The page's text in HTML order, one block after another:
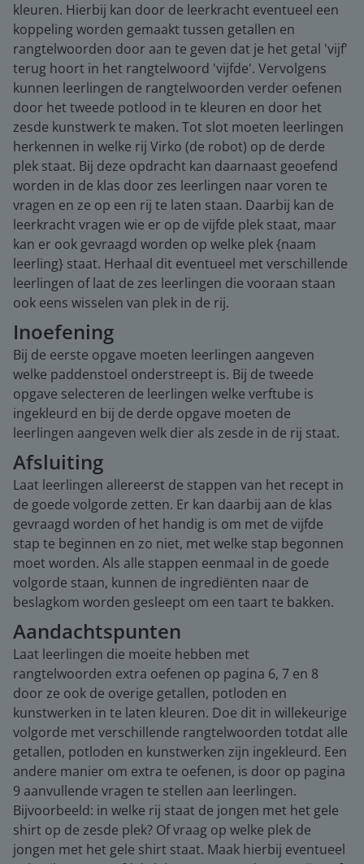
kleuren. Hierbij kan door de leerkracht eventueel een
koppeling worden gemaakt tussen getallen en
rangtelwoorden door aan te geven dat je het getal 'vijf'
terug hoort in het rangtelwoord 'vijfde'. Vervolgens
kunnen leerlingen de rangtelwoorden verder oefenen
door het tweede potlood in te kleuren en door het
zesde kunstwerk te maken. Tot slot moeten leerlingen
herkennen in welke rij Virko (de robot) op de derde
plek staat. Bij deze opdracht kan daarnaast geoefend
worden in de klas door zes leerlingen naar voren te
vragen en ze op een rij te laten staan. Daarbij kan de
leerkracht vragen wie er op de vijfde plek staat, maar
kan er ook gevraagd worden op welke plek {naam
leerling} staat. Herhaal dit eventueel met verschillende
leerlingen of laat de zes leerlingen die vooraan staan
ook eens wisselen van plek in de rij.
Inoefening
Bij de eerste opgave moeten leerlingen aangeven
welke paddenstoel onderstreept is. Bij de tweede
opgave selecteren de leerlingen welke verftube is
ingekleurd en bij de derde opgave moeten de
leerlingen aangeven welk dier als zesde in de rij staat.
Afsluiting
Laat leerlingen allereerst de stappen van het recept in
de goede volgorde zetten. Er kan daarbij aan de klas
gevraagd worden of het handig is om met de vijfde
stap te beginnen en zo niet, met welke stap begonnen
moet worden. Als alle stappen eenmaal in de goede
volgorde staan, kunnen de ingrediënten naar de
beslagkom worden gesleept om een taart te bakken.
Aandachtspunten
Laat leerlingen die moeite hebben met
rangtelwoorden extra oefenen op pagina 6, 7 en 8
door ze ook de overige getallen, potloden en
kunstwerken in te laten kleuren. Doe dit in willekeurige
volgorde met verschillende rangtelwoorden totdat alle
getallen, potloden en kunstwerken zijn ingekleurd. Een
andere manier om extra te oefenen, is door op pagina
9 aanvullende vragen te stellen aan leerlingen.
Bijvoorbeeld: in welke rij staat de jongen met het gele
shirt op de zesde plek? Of vraag op welke plek de
jongen met het gele shirt staat. Maak hierbij eventueel